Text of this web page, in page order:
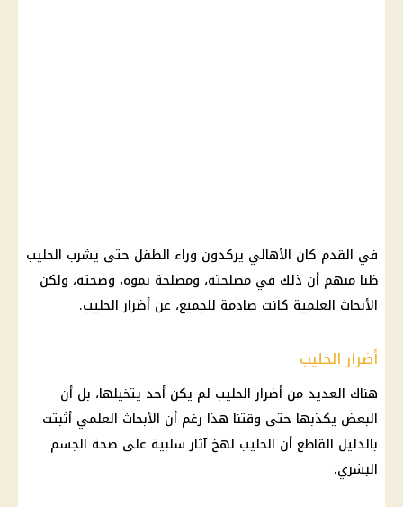
في القدم كان الأهالي يركدون وراء الطفل حتى يشرب الحليب
ظنا منهم أن ذلك في مصلحته، ومصلحة نموه، وصحته، ولكن
الأبحاث العلمية كانت صادمة للجميع، عن أضرار الحليب.
أضرار الحليب
هناك العديد من أضرار الحليب لم يكن أحد يتخيلها، بل أن
البعض يكذبها حتى وقتنا هذا رغم أن الأبحاث العلمي أثبتت
بالدليل القاطع أن الحليب لهخ آثار سلبية على صحة الجسم
البشري.